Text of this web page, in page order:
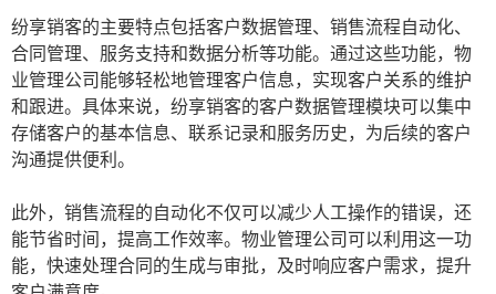
纷享销客的主要特点包括客户数据管理、销售流程自动化、
合同管理、服务支持和数据分析等功能。通过这些功能，物
业管理公司能够轻松地管理客户信息，实现客户关系的维护
和跟进。具体来说，纷享销客的客户数据管理模块可以集中
存储客户的基本信息、联系记录和服务历史，为后续的客户
沟通提供便利。
此外，销售流程的自动化不仅可以减少人工操作的错误，还
能节省时间，提高工作效率。物业管理公司可以利用这一功
能，快速处理合同的生成与审批，及时响应客户需求，提升